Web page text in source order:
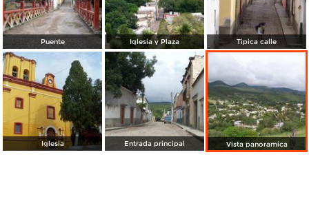
Puente Iglesia y Plaza Tipica calle
Iglesia Entrada principal Vista panoramica